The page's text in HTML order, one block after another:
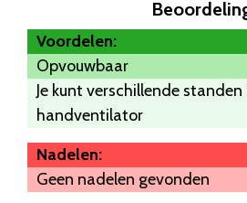
Voordelen:
Opvouwbaar
Je kunt verschillende
handventilator
Nadelen:
Geen nadelen gevonden